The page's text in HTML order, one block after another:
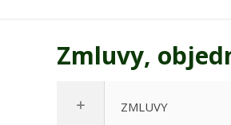
Zmluvy,
ZMLUVY